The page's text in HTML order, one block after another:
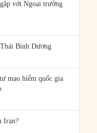
với Ngoại trưởng
Bình Dương
mạo hiểm quốc gia
Iran?